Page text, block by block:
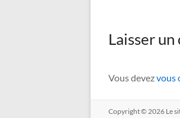
Laisser
Vous devezvous
Copyright © 2026 Le